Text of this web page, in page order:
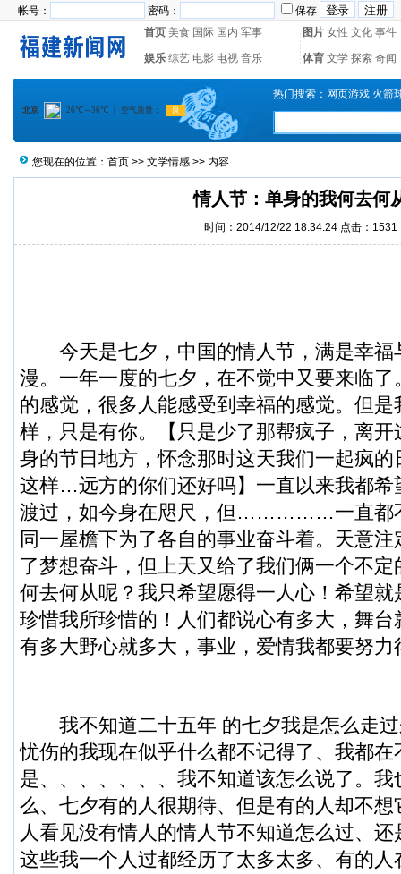
帐号： 密码：
保存
首页 美食 国际 国内 军事 图片 女性 文化 事件
娱乐 综艺 电影 电视 音乐 体育 文学 探索 奇闻
热门搜索： 网页游戏 火箭
您现在的位置： 首页 >> 文学情感 >> 内容
情人节：单身的我何去何
时间：2014/12/22 18:34:24 点击：1531
今天是七夕，中国的情人节，满是幸福
漫。一年一度的七夕，在不觉中又要来临
的感觉，很多人能感受到幸福的感觉。但
样，只是有你。【只是少了那帮疯子，离
身的节日地方，怀念那时这天我们一起疯
这样…远方的你们还好吗】一直以来我都希
渡过，如今身在咫尺，但……………一直都
同一屋檐下为了各自的事业奋斗着。天意
了梦想奋斗，但上天又给了我们俩一个不
何去何从呢？我只希望愿得一人心！希望
珍惜我所珍惜的！人们都说心有多大，舞
有多大野心就多大，事业，爱情我都要努力
我不知道二十五年 的七夕我是怎么走过
忧伤的我现在似乎什么都不记得了、我都
是、、、、、、、我不知道该怎么说了。
么、七夕有的人很期待、但是有的人却不
人看见没有情人的情人节不知道怎么过、
这些我一个人过都经历了太多太多、有的